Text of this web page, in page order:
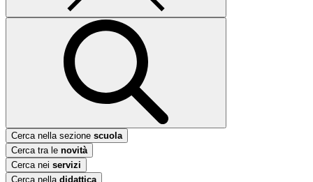
Cerca nella sezione scuola
Cerca tra le novità
Cerca nei servizi
Cerca nella didattica